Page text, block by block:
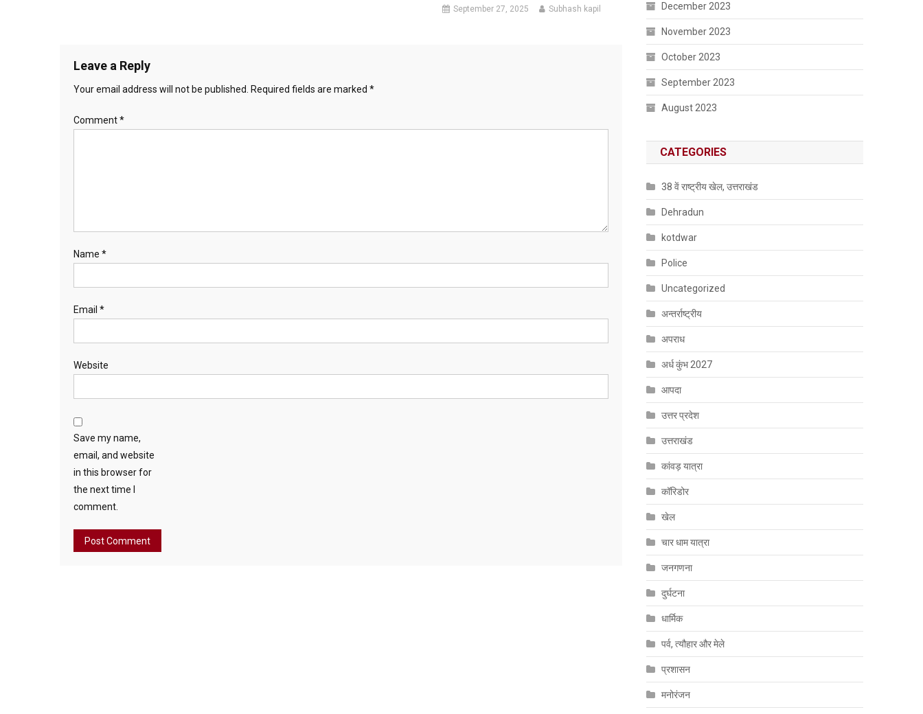
September 27, 2025 Subhash kapil
Leave a Reply
Your email address will not be published. Required fields are marked *
Comment*
Name *
Email *
Website
Save my name,
email, and website
in this browser for
the next time I
comment.
December 2023
November 2023
October 2023
September 2023
August 2023
CATEGORIES
38 वें राष्ट्रीय खेल, उत्तराखंड
Dehradun
kotdwar
Police
Uncategorized
अन्तर्राष्ट्रीय
अपराध
अर्ध कुंभ 2027
आपदा
उत्तर प्रदेश
उत्तराखंड
कांवड़ यात्रा
कॉरिडोर
खेल
चार धाम यात्रा
जनगणना
दुर्घटना
धार्मिक
पर्व, त्यौहार और मेले
प्रशासन
मनोरंजन